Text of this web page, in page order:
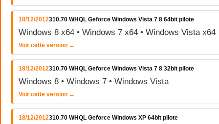
18/12/2012310.70 WHQL Geforce Windows Vista 7 8 64bit pilote
Windows 8 x64 • Windows 7 x64 • Windows Vista x64
Voir cette version →
18/12/2012310.70 WHQL Geforce Windows Vista 7 8 32bit pilote
Windows 8 • Windows 7 • Windows Vista
Voir cette version →
18/12/2012310.70 WHQL Geforce Windows XP 64bit pilote